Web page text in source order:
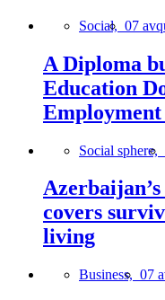
Social, 07
A Diploma
Education
Social sphere,
covers
living
Business, 07